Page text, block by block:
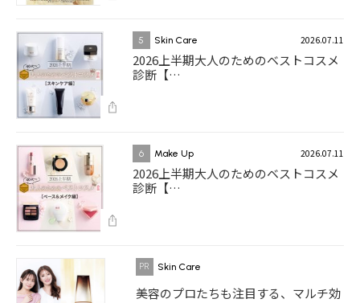
5 Skin Care 2026.07.11
2026上半期大人のためのベストコスメ
診断【…
6 Make Up 2026.07.11
2026上半期大人のためのベストコスメ
診断【…
Skin Care
美容のプロたちも注目する、マルチ効